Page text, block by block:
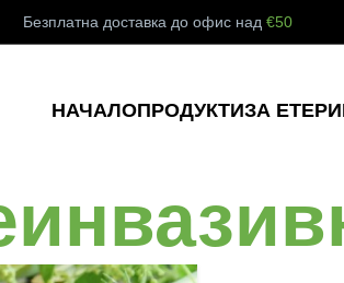
Безплатна доставка до офис над€50
НАЧАЛОПРОДУКТИЗА